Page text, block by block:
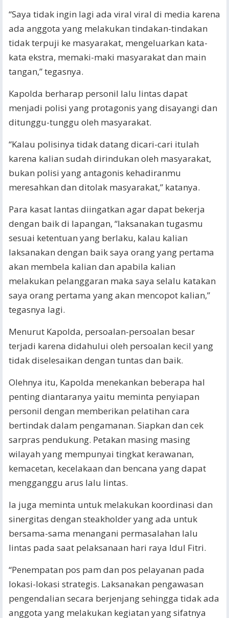
“Saya tidak ingin lagi ada viral viral di media karena
ada anggota yang melakukan tindakan-tindakan
tidak terpuji ke masyarakat, mengeluarkan kata-
kata ekstra, memaki-maki masyarakat dan main
tangan,” tegasnya.
Kapolda berharap personil lalu lintas dapat
menjadi polisi yang protagonis yang disayangi dan
ditunggu-tunggu oleh masyarakat.
“Kalau polisinya tidak datang dicari-cari itulah
karena kalian sudah dirindukan oleh masyarakat,
bukan polisi yang antagonis kehadiranmu
meresahkan dan ditolak masyarakat,” katanya.
Para kasat lantas diingatkan agar dapat bekerja
dengan baik di lapangan, “laksanakan tugasmu
sesuai ketentuan yang berlaku, kalau kalian
laksanakan dengan baik saya orang yang pertama
akan membela kalian dan apabila kalian
melakukan pelanggaran maka saya selalu katakan
saya orang pertama yang akan mencopot kalian,”
tegasnya lagi.
Menurut Kapolda, persoalan-persoalan besar
terjadi karena didahului oleh persoalan kecil yang
tidak diselesaikan dengan tuntas dan baik.
Olehnya itu, Kapolda menekankan beberapa hal
penting diantaranya yaitu meminta penyiapan
personil dengan memberikan pelatihan cara
bertindak dalam pengamanan. Siapkan dan cek
sarpras pendukung. Petakan masing masing
wilayah yang mempunyai tingkat kerawanan,
kemacetan, kecelakaan dan bencana yang dapat
mengganggu arus lalu lintas.
Ia juga meminta untuk melakukan koordinasi dan
sinergitas dengan steakholder yang ada untuk
bersama-sama menangani permasalahan lalu
lintas pada saat pelaksanaan hari raya Idul Fitri.
“Penempatan pos pam dan pos pelayanan pada
lokasi-lokasi strategis. Laksanakan pengawasan
pengendalian secara berjenjang sehingga tidak ada
anggota yang melakukan kegiatan yang sifatnya